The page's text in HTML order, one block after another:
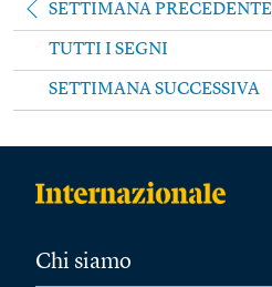
SETTIMANA PRECEDENTE
TUTTI I SEGNI
SETTIMANA SUCCESSIVA
Chi siamo